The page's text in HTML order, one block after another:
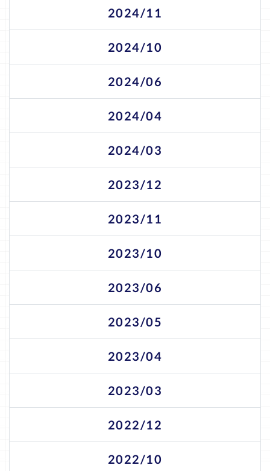
2024/11
2024/10
2024/06
2024/04
2024/03
2023/12
2023/11
2023/10
2023/06
2023/05
2023/04
2023/03
2022/12
2022/10